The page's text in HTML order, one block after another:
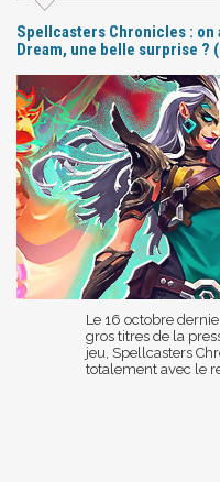
Spellcasters Chronicles : on
Dream, une belle surprise ?
Le 16 octobre
gros titres de la
jeu, Spellcasters
totalement avec le